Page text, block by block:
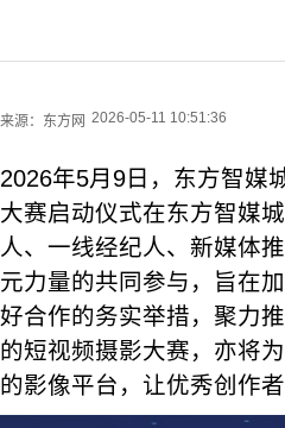
来源： 东方网 2026-05-11 10:51:36
2026年5月9日，东方智媒
大赛启动仪式在东方智媒
人、一线经纪人、新媒体
元力量的共同参与，旨在
好合作的务实举措，聚力
的短视频摄影大赛，亦将
的影像平台，让优秀创作